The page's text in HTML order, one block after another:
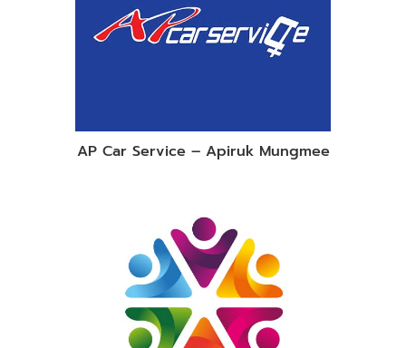
AP Car Service – Apiruk Mungmee